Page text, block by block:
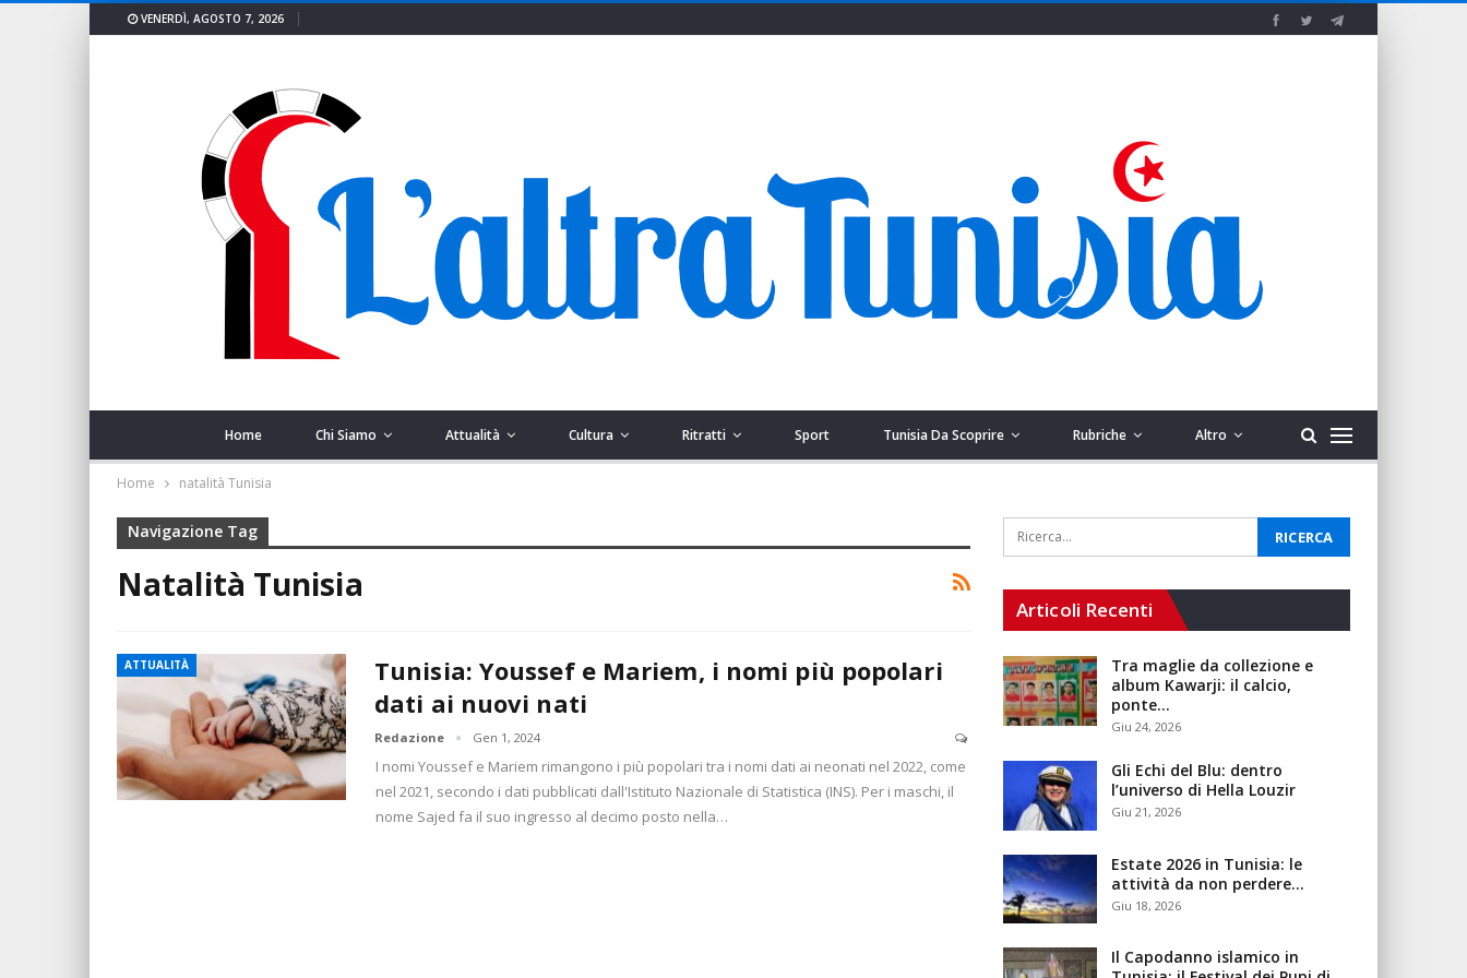
VENERDÌ, AGOSTO 7, 2026
Home Chi Siamo Attualità Cultura Ritratti Sport Tunisia Da Scoprire Rubriche Altro
Home natalità Tunisia
Navigazione Tag
Natalità Tunisia
ATTUALITÀ
Tunisia: Youssef e Mariem, i nomi più popolari
dati ai nuovi nati
Redazione Gen 1, 2024
I nomi Youssef e Mariem rimangono i più popolari tra i nomi dati ai neonati nel 2022, come
nel 2021, secondo i dati pubblicati dall'Istituto Nazionale di Statistica (INS). Per i maschi, il
nome Sajed fa il suo ingresso al decimo posto nella…
Articoli Recenti
Tra maglie da collezione e
album Kawarji: il calcio,
ponte…
Giu 24, 2026
Gli Echi del Blu: dentro
l’universo di Hella Louzir
Giu 21, 2026
Estate 2026 in Tunisia: le
attività da non perdere…
Giu 18, 2026
Il Capodanno islamico in